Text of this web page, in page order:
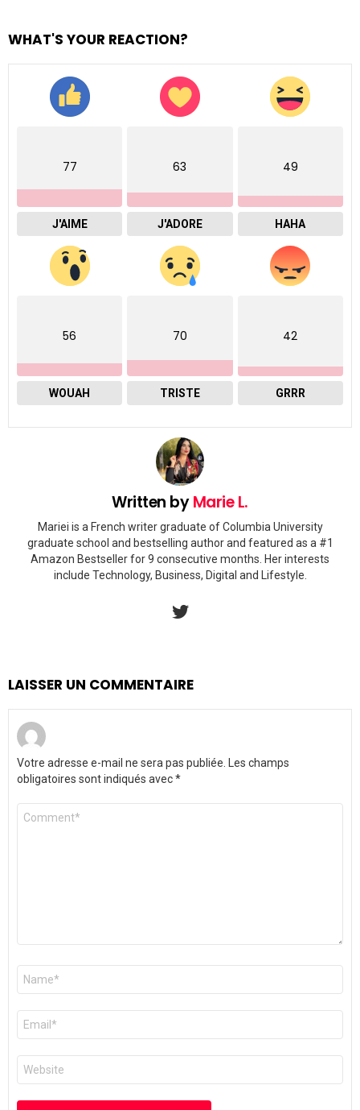
WHAT'S YOUR REACTION?
77
J'AIME
63
J'ADORE
49
HAHA
56
WOUAH
70
TRISTE
42
GRRR
Written byMarie L.
Mariei is a French writer graduate of Columbia University
graduate school and bestselling author and featured as a #1
Amazon Bestseller for 9 consecutive months. Her interests
include Technology, Business, Digital and Lifestyle.
LAISSER UN COMMENTAIRE
Votre adresse e-mail ne sera pas publiée. Les champs
obligatoires sont indiqués avec*
Commentaire
Nom
E-
mail
*
Site
web